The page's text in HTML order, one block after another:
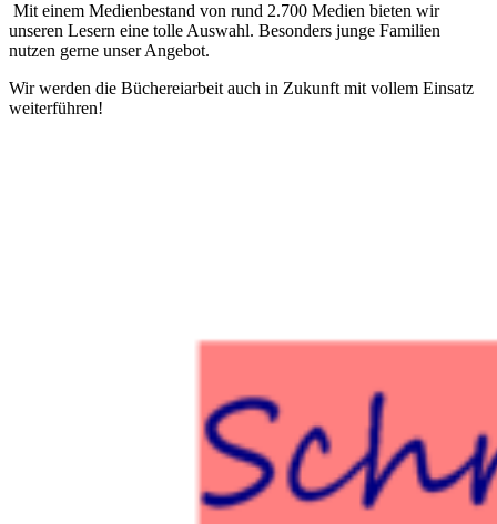
Mit einem Medienbestand von rund 2.700 Medien bieten wir
unseren Lesern eine tolle Auswahl. Besonders junge Familien
nutzen gerne unser Angebot.
Wir werden die Büchereiarbeit auch in Zukunft mit vollem Einsatz
weiterführen!